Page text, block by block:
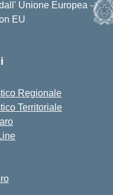
Regionale
Territoriale